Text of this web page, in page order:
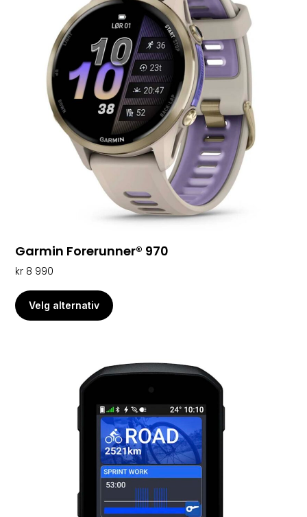
Garmin Forerunner® 970
kr 8 990
Velg alternativ